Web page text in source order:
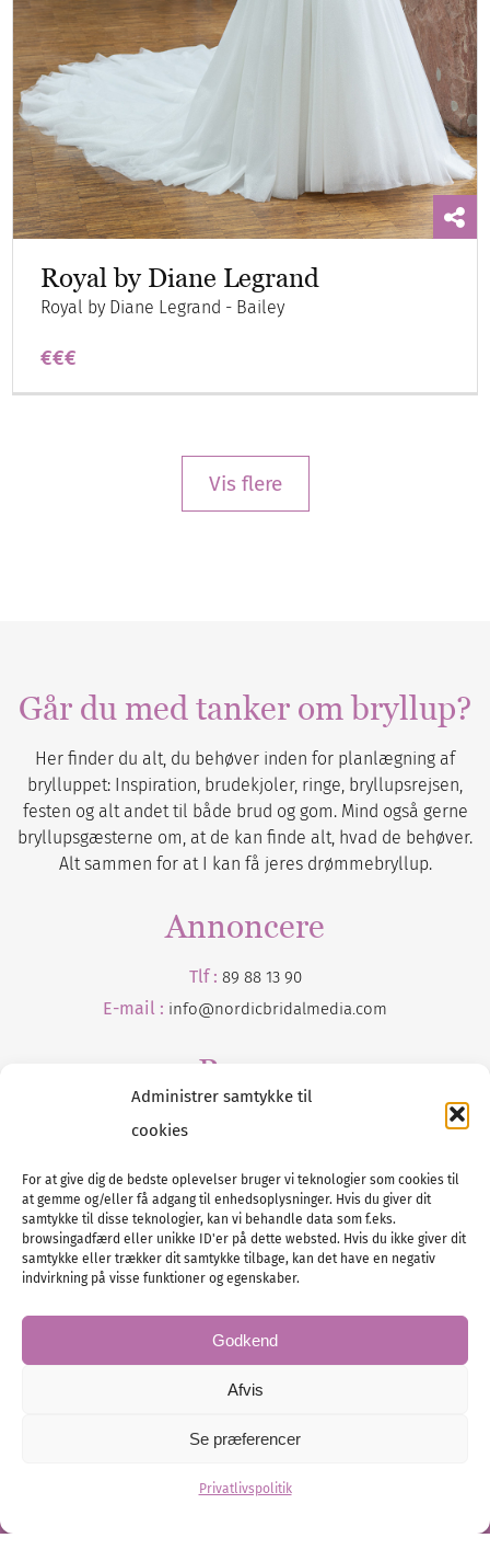
Administrer samtykke til
cookies
For at give dig de bedste oplevelser bruger vi teknologier som cookies til
at gemme og/eller få adgang til enhedsoplysninger. Hvis du giver dit
samtykke til disse teknologier, kan vi behandle data som f.eks.
browsingadfærd eller unikke ID'er på dette websted. Hvis du ikke giver dit
samtykke eller trækker dit samtykke tilbage, kan det have en negativ
indvirkning på visse funktioner og egenskaber.
Godkend
Afvis
Se præferencer
Privatlivspolitik
Royal by Diane Legrand
Royal by Diane Legrand - Bailey
€€€
Vis flere
Går du med tanker om bryllup?
Her finder du alt, du behøver inden for planlægning af
brylluppet: Inspiration, brudekjoler, ringe, bryllupsrejsen,
festen og alt andet til både brud og gom. Mind også gerne
bryllupsgæsterne om, at de kan finde alt, hvad de behøver.
Alt sammen for at I kan få jeres drømmebryllup.
Annoncere
Tlf : 89 88 13 90
E-mail : info@nordicbridalmedia.com
Presse
Tilmeld dig vores
Tel :89 88 13 90
© All rights reserved.